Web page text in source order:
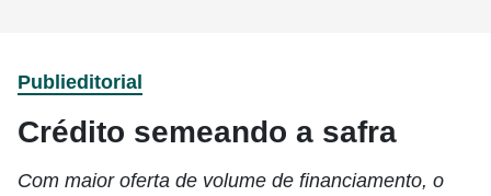
Publieditorial
Crédito semeando a safra
Com maior oferta de volume de financiamento, o